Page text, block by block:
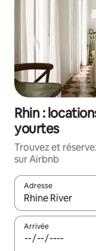
Rhin :
yourtes
Trouvez et
sur Airbnb
Adresse
Lorsque les
Arrivée